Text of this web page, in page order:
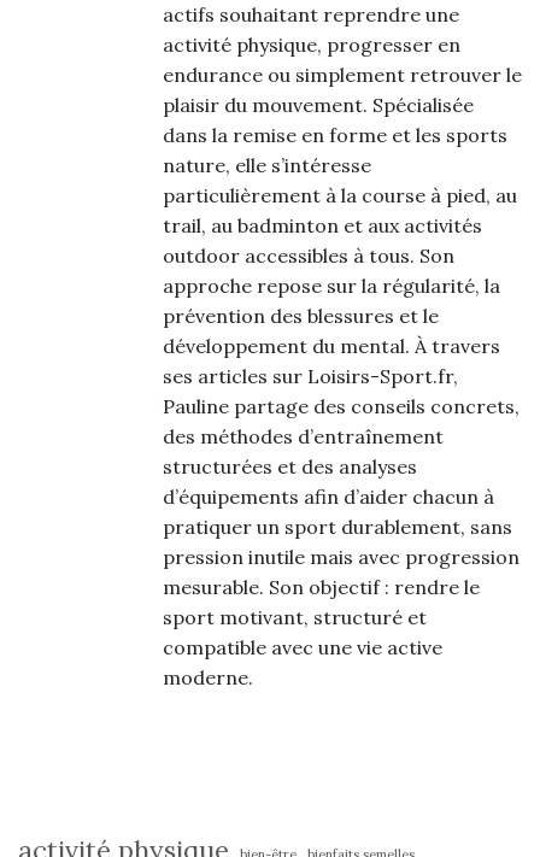
actifs souhaitant reprendre une
activité physique, progresser en
endurance ou simplement retrouver le
plaisir du mouvement. Spécialisée
dans la remise en forme et les sports
nature, elle s’intéresse
particulièrement à la course à pied, au
trail, au badminton et aux activités
outdoor accessibles à tous. Son
approche repose sur la régularité, la
prévention des blessures et le
développement du mental. À travers
ses articles sur Loisirs-Sport.fr,
Pauline partage des conseils concrets,
des méthodes d’entraînement
structurées et des analyses
d’équipements afin d’aider chacun à
pratiquer un sport durablement, sans
pression inutile mais avec progression
mesurable. Son objectif : rendre le
sport motivant, structuré et
compatible avec une vie active
moderne.
activité physique